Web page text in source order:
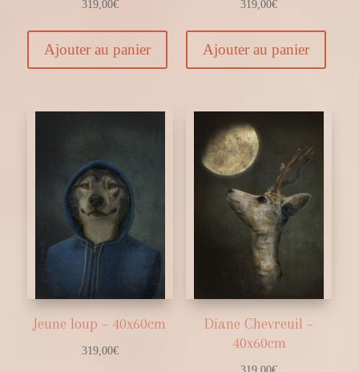
319,00€
Ajouter au panier
319,00€
Ajouter au panier
Jeune loup – 40x60cm
319,00€
Diane Chevreuil –
40x60cm